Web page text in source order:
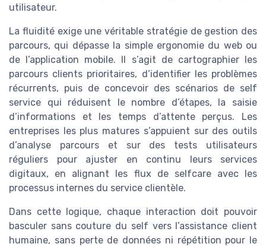
utilisateur.
La fluidité exige une véritable stratégie de gestion des
parcours, qui dépasse la simple ergonomie du web ou
de l’application mobile. Il s’agit de cartographier les
parcours clients prioritaires, d’identifier les problèmes
récurrents, puis de concevoir des scénarios de self
service qui réduisent le nombre d’étapes, la saisie
d’informations et les temps d’attente perçus. Les
entreprises les plus matures s’appuient sur des outils
d’analyse parcours et sur des tests utilisateurs
réguliers pour ajuster en continu leurs services
digitaux, en alignant les flux de selfcare avec les
processus internes du service clientèle.
Dans cette logique, chaque interaction doit pouvoir
basculer sans couture du self vers l’assistance client
humaine, sans perte de données ni répétition pour le